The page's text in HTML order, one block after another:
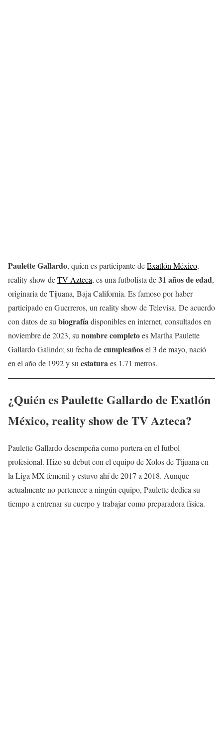
Paulette Gallardo, quien es participante deExatlón México,
reality show deTV Azteca, es una futbolista de31 años de edad,
originaria de Tijuana, Baja California. Es famoso por haber
participado en Guerreros, un reality show de Televisa. De acuerdo
con datos de su biografíadisponibles en internet, consultados en
noviembre de 2023, su nombrecompletoes Martha Paulette
Gallardo Galindo; su fecha decumpleañosel 3 de mayo, nació
en el año de 1992 y su estaturaes 1.71 metros.
¿Quién esPaulette Gallardode Exatlón
México, reality show de TV Azteca?
Paulette Gallardo desempeña como portera en el futbol
profesional. Hizo su debut con el equipo de Xolos de Tijuana en
la Liga MX femenil y estuvo ahí de 2017 a 2018. Aunque
actualmente no pertenece a ningún equipo, Paulette dedica su
tiempo a entrenar su cuerpo y trabajar como preparadora física.